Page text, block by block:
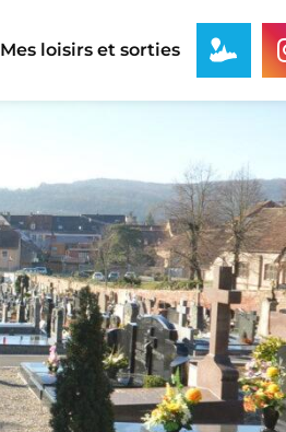
Mes loisirs et sorties